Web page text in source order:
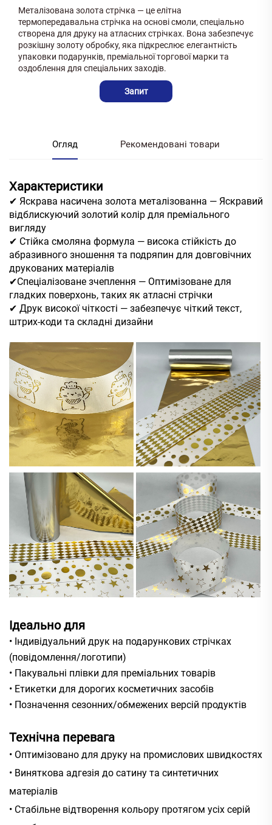
Металізована золота стрічка — це елітна
термопередавальна стрічка на основі смоли, спеціально
створена для друку на атласних стрічках. Вона забезпечує
розкішну золоту обробку, яка підкреслює елегантність
упаковки подарунків, преміальної торгової марки та
оздоблення для спеціальних заходів.
Запит
Огляд Рекомендовані товари
Характеристики
✔ Яскрава насичена золота металізованна — Яскравий
відблискуючий золотий колір для преміального
вигляду
✔ Стійка смоляна формула — висока стійкість до
абразивного зношення та подряпин для довговічних
друкованих матеріалів
✔Спеціалізоване зчеплення — Оптимізоване для
гладких поверхонь, таких як атласні стрічки
✔ Друк високої чіткості — забезпечує чіткий текст,
штрих-коди та складні дизайни
Ідеально для
• Індивідуальний друк на подарункових стрічках
(повідомлення/логотипи)
• Пакувальні плівки для преміальних товарів
• Етикетки для дорогих косметичних засобів
• Позначення сезонних/обмежених версій продуктів
Технічна перевага
• Оптимізовано для друку на промислових швидкостях
• Виняткова адгезія до сатину та синтетичних
матеріалів
• Стабільне відтворення кольору протягом усіх серій